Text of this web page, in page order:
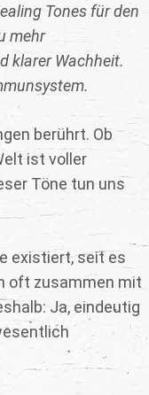
Tones für den
mehr
klarer Wachheit.
berührt. Ob
ist voller
Töne tun uns
existiert, seit es
oft zusammen mit
Ja, eindeutig